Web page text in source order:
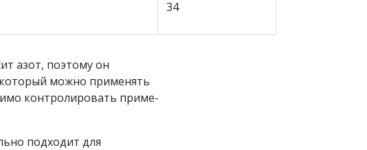
34
азот, поэтому он
можно применять
контролировать приме-
подходит для